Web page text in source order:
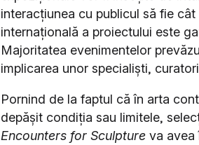
interacțiunea cu publicul să fie
internațională a proiectului este
Majoritatea evenimentelor
implicarea unor specialiști,
Pornind de la faptul că în arta
depășit condiția sau limitele,
Encounters for Sculpture va avea